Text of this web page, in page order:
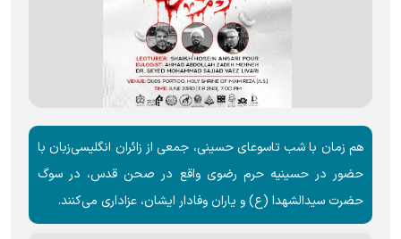
هم زمان با شب تاسوعای حسینی، جمعی از زائران انگلیسی‌زبان با
حضور در حسینیه حرم رضوی واقع در صحن قدس، در سوگ
حضرت سیدالشهدا (ع) و یاران وفادار ایشان، عزاداری می‌کنند.